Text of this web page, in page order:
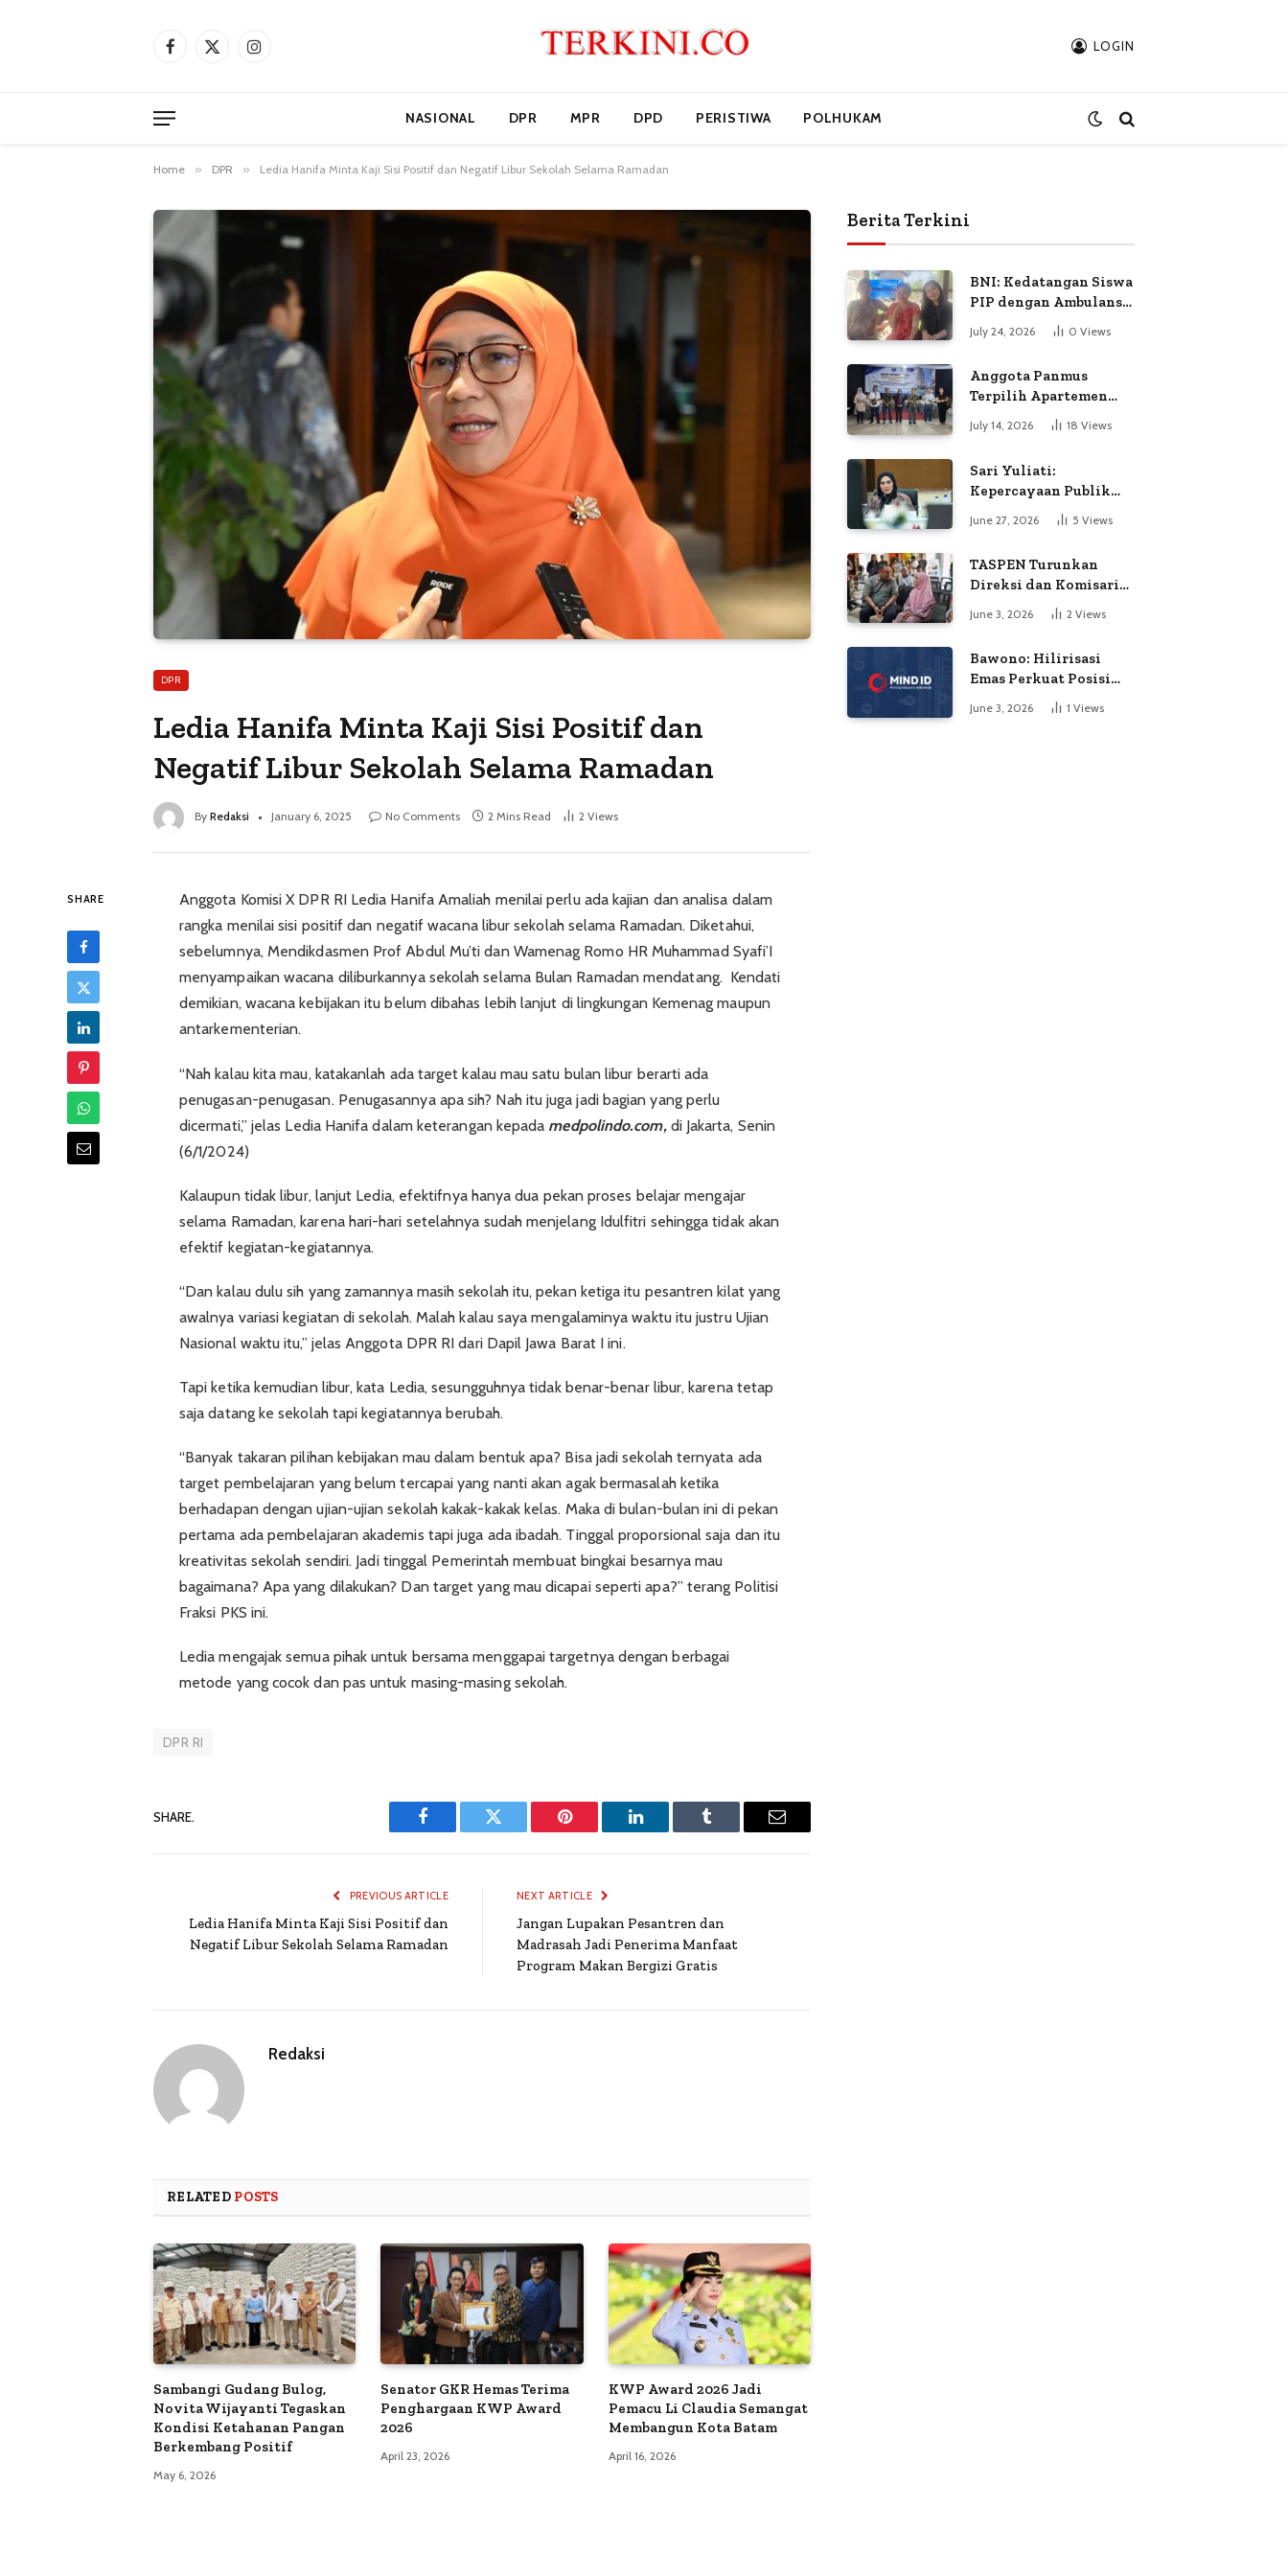
Facebook
X
Instagram LOGIN
NASIONAL DPR MPR DPD PERISTIWA POLHUKAM
Home » DPR » Ledia Hanifa Minta Kaji Sisi Positif dan Negatif Libur Sekolah Selama Ramadan
DPR
Ledia Hanifa Minta Kaji Sisi Positif dan
Negatif Libur Sekolah Selama Ramadan
By Redaksi January 6, 2025 No Comments 2 Mins Read 2 Views
SHARE
Anggota Komisi X DPR RI Ledia Hanifa Amaliah menilai perlu ada kajian dan analisa dalam
rangka menilai sisi positif dan negatif wacana libur sekolah selama Ramadan. Diketahui,
sebelumnya, Mendikdasmen Prof Abdul Mu’ti dan Wamenag Romo HR Muhammad Syafi’I
menyampaikan wacana diliburkannya sekolah selama Bulan Ramadan mendatang. Kendati
demikian, wacana kebijakan itu belum dibahas lebih lanjut di lingkungan Kemenag maupun
antarkementerian.
“Nah kalau kita mau, katakanlah ada target kalau mau satu bulan libur berarti ada
penugasan-penugasan. Penugasannya apa sih? Nah itu juga jadi bagian yang perlu
dicermati,” jelas Ledia Hanifa dalam keterangan kepada medpolindo.com, di Jakarta, Senin
(6/1/2024)
Kalaupun tidak libur, lanjut Ledia, efektifnya hanya dua pekan proses belajar mengajar
selama Ramadan, karena hari-hari setelahnya sudah menjelang Idulfitri sehingga tidak akan
efektif kegiatan-kegiatannya.
“Dan kalau dulu sih yang zamannya masih sekolah itu, pekan ketiga itu pesantren kilat yang
awalnya variasi kegiatan di sekolah. Malah kalau saya mengalaminya waktu itu justru Ujian
Nasional waktu itu,” jelas Anggota DPR RI dari Dapil Jawa Barat I ini.
Tapi ketika kemudian libur, kata Ledia, sesungguhnya tidak benar-benar libur, karena tetap
saja datang ke sekolah tapi kegiatannya berubah.
“Banyak takaran pilihan kebijakan mau dalam bentuk apa? Bisa jadi sekolah ternyata ada
target pembelajaran yang belum tercapai yang nanti akan agak bermasalah ketika
berhadapan dengan ujian-ujian sekolah kakak-kakak kelas. Maka di bulan-bulan ini di pekan
pertama ada pembelajaran akademis tapi juga ada ibadah. Tinggal proporsional saja dan itu
kreativitas sekolah sendiri. Jadi tinggal Pemerintah membuat bingkai besarnya mau
bagaimana? Apa yang dilakukan? Dan target yang mau dicapai seperti apa?” terang Politisi
Fraksi PKS ini.
Ledia mengajak semua pihak untuk bersama menggapai targetnya dengan berbagai
metode yang cocok dan pas untuk masing-masing sekolah.
DPR RI
SHARE.
Facebook Twitter Pinterest LinkedIn Tumblr Email
PREVIOUS ARTICLE
Ledia Hanifa Minta Kaji Sisi Positif dan
Negatif Libur Sekolah Selama Ramadan
NEXT ARTICLE
Jangan Lupakan Pesantren dan
Madrasah Jadi Penerima Manfaat
Program Makan Bergizi Gratis
Redaksi
RELATED POSTS
Sambangi Gudang Bulog,
Novita Wijayanti Tegaskan
Kondisi Ketahanan Pangan
Berkembang Positif
May 6, 2026
Senator GKR Hemas Terima
Penghargaan KWP Award
2026
April 23, 2026
KWP Award 2026 Jadi
Pemacu Li Claudia Semangat
Membangun Kota Batam
April 16, 2026
Berita Terkini
BNI: Kedatangan Siswa
PIP dengan Ambulans
Permintaan Petugas
July 24, 2026 0 Views
Anggota Panmus
Terpilih Apartemen
Gardenia Boulevard
Soroti Dugaan
July 14, 2026 18 Views
Sari Yuliati:
Kepercayaan Publik
Adalah Modal Terbesar
Polri
June 27, 2026 5 Views
TASPEN Turunkan
Direksi dan Komisaris
untuk Awasi
Penyaluran Gaji Ke-13
June 3, 2026 2 Views
Bawono: Hilirisasi
Emas Perkuat Posisi
Indonesia dalam
Persaingan Industri
June 3, 2026 1 Views